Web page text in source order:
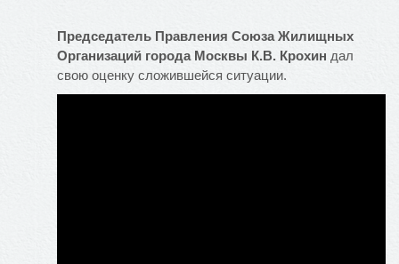
Председатель Правления Союза Жилищных
Организаций города Москвы К.В. Крохин дал
свою оценку сложившейся ситуации.